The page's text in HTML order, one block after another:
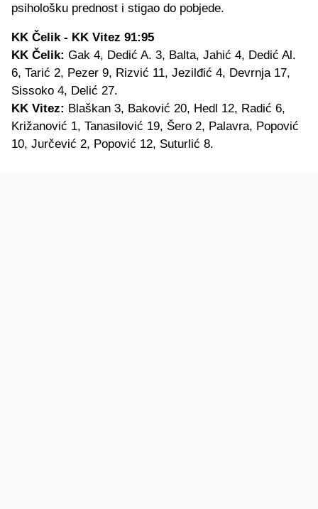
psihološku prednost i stigao do pobjede.
KK Čelik - KK Vitez 91:95
KK Čelik: Gak 4, Dedić A. 3, Balta, Jahić 4, Dedić Al.
6, Tarić 2, Pezer 9, Rizvić 11, Jezilđić 4, Devrnja 17,
Sissoko 4, Delić 27.
KK Vitez: Blaškan 3, Baković 20, Hedl 12, Radić 6,
Križanović 1, Tanasilović 19, Šero 2, Palavra, Popović
10, Jurčević 2, Popović 12, Suturlić 8.